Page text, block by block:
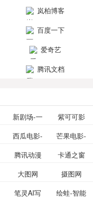
剧片、爱情
片、搞笑片
等全新电
影，是影
合破解游
戏、整合安
卓破解软件
分享与下
载！旨在打
件共享站、
资源
网
岚柏博客
百度一下
爱奇艺
VIP会员
腾讯文档
新剧场-一
个网盘资
源分享小
紫可可影
视-紫可可,
免费提供
更多>>
西瓜电影-
西瓜视频
网站电影
芒果电影-
芒果TV网
站电影频
更多>>
腾讯动漫
频道
卡通之窗
更多>>
大图网
摄图网
更多>>
笔灵AI写 绘蛙-智能